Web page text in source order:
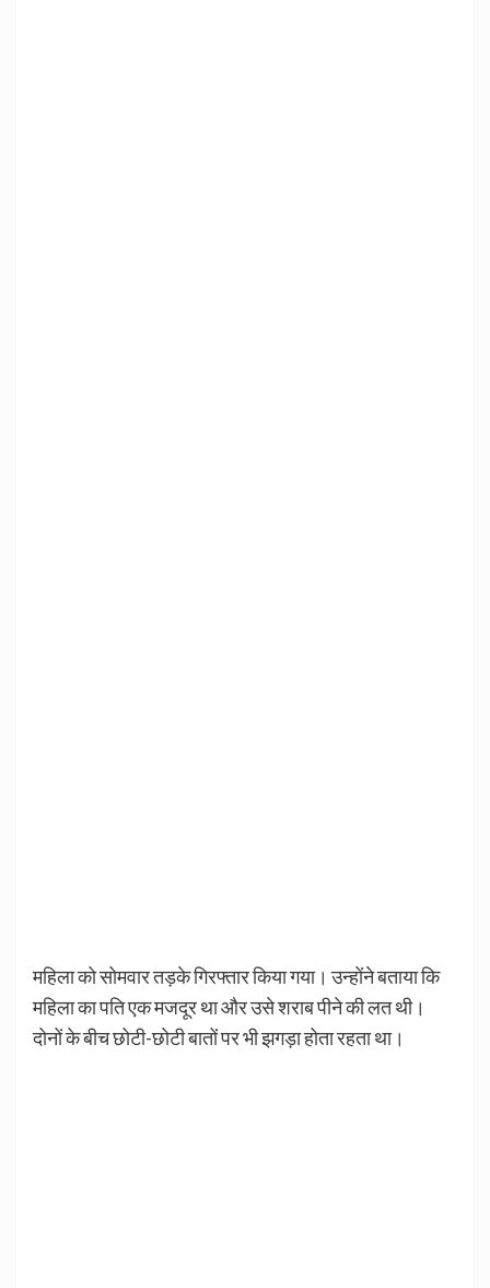
महिला को सोमवार तड़के गिरफ्तार किया गया। उन्होंने बताया कि
महिला का पति एक मजदूर था और उसे शराब पीने की लत थी।
दोनों के बीच छोटी-छोटी बातों पर भी झगड़ा होता रहता था।